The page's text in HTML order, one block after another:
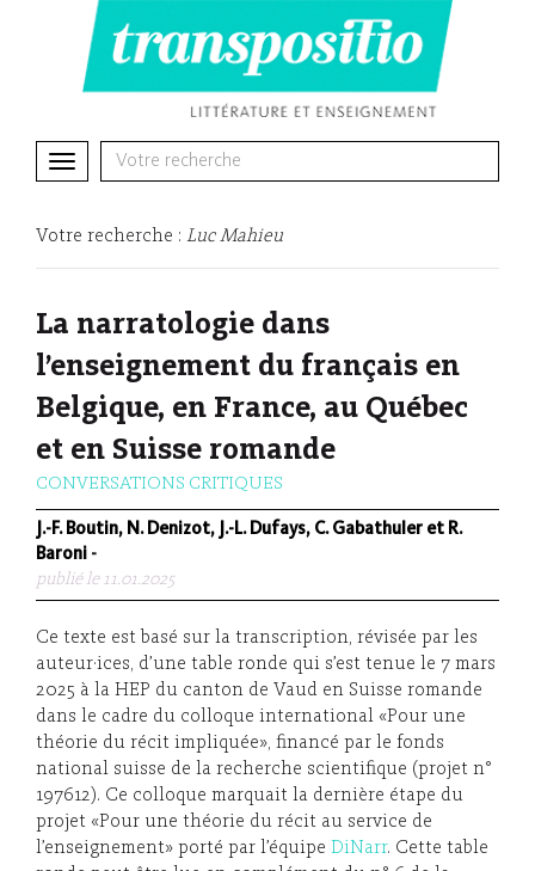
Toggle
Votre recherche : Luc Mahieu
La narratologie dans
l’enseignement du français en
Belgique, en France, au Québec
et en Suisse romande
CONVERSATIONS CRITIQUES
J.-F. Boutin, N. Denizot, J.-L. Dufays, C. Gabathuler et R.
Baroni -
publié le 11.01.2025
Ce texte est basé sur la transcription, révisée par les
auteur·ices, d’une table ronde qui s’est tenue le 7 mars
2025 à la HEP du canton de Vaud en Suisse romande
dans le cadre du colloque international «Pour une
théorie du récit impliquée», financé par le fonds
national suisse de la recherche scientifique (projet n°
197612). Ce colloque marquait la dernière étape du
projet «Pour une théorie du récit au service de
l’enseignement» porté par l’équipe DiNarr. Cette table